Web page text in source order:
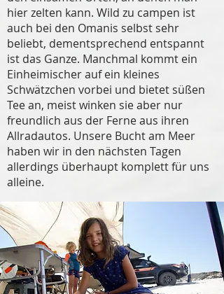
hier zelten kann. Wild zu campen ist
auch bei den Omanis selbst sehr
beliebt, dementsprechend entspannt
ist das Ganze. Manchmal kommt ein
Einheimischer auf ein kleines
Schwätzchen vorbei und bietet süßen
Tee an, meist winken sie aber nur
freundlich aus der Ferne aus ihren
Allradautos. Unsere Bucht am Meer
haben wir in den nächsten Tagen
allerdings überhaupt komplett für uns
alleine.